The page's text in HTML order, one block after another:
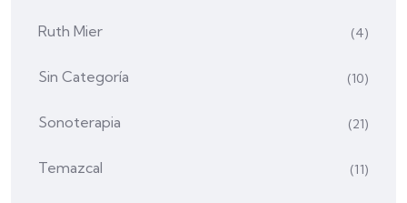
Ruth Mier (4)
Sin Categoría (10)
Sonoterapia (21)
Temazcal (11)